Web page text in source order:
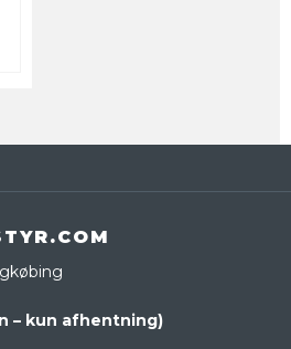
– kun afhentning)